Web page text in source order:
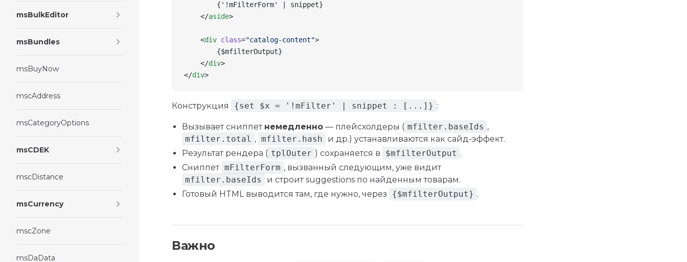
msBulkEditor
msBundles
msBuyNow
mscAddress
msCategoryOptions
msCDEK
mscDistance
msCurrency
mscZone
msDaData
        {'!mFilterForm' | snippet}
    </
aside>
    <
div class="catalog-content">
        {$mfilterOutput}
    </
div>
</div>
Конструкция {set $x = '!mFilter' | snippet : [...]} :
Вызывает сниппет немедленно — плейсхолдеры ( mfilter.baseIds ,
mfilter.total , mfilter.hash
и др.) устанавливаются как сайд-эффект.
Результат рендера ( tplOuter ) сохраняется в $mfilterOutput .
Сниппет mFilterForm , вызванный следующим, уже видит
mfilter.baseIds
и строит suggestions по найденным товарам.
Готовый HTML выводится там, где нужно, через
{$mfilterOutput} .
Важно